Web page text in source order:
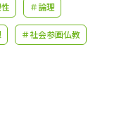
解説
＃論理
＃社会参画仏教